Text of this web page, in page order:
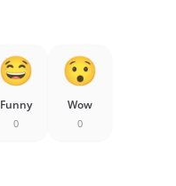
Funny
0
Wow
0